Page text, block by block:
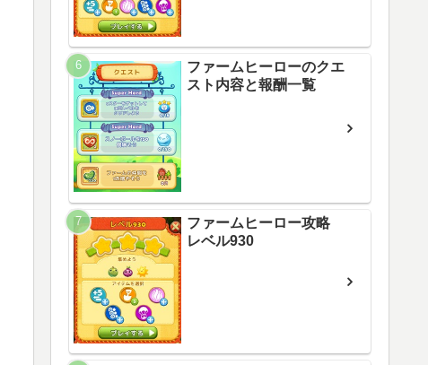
ファームヒーローのクエ
スト内容と報酬一覧
ファームヒーロー攻略
レベル930